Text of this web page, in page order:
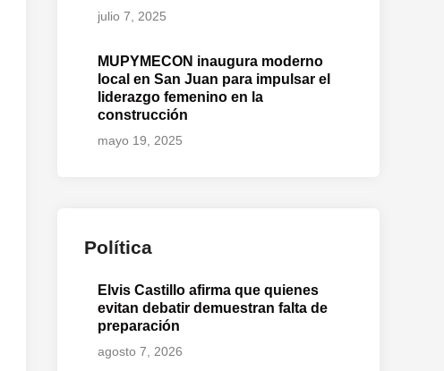
julio 7, 2025
MUPYMECON inaugura moderno
local en San Juan para impulsar el
liderazgo femenino en la
construcción
mayo 19, 2025
Política
Elvis Castillo afirma que quienes
evitan debatir demuestran falta de
preparación
agosto 7, 2026